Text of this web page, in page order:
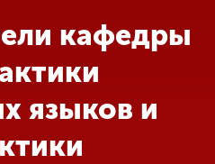
кафедры
языков и